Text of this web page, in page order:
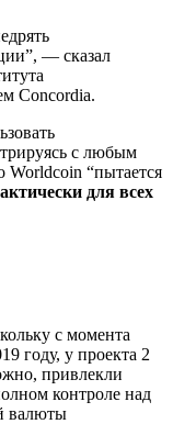
— сказал
Concordia.
с любым
Worldcoin “пытается
для всех
с момента
году, у проекта 2
привлекли
контроле над
валюты